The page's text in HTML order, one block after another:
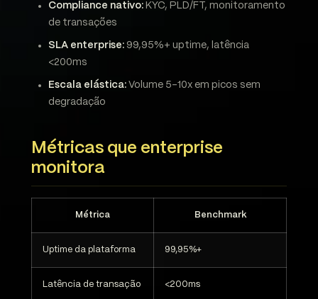
Compliance nativo: KYC, PLD/FT, monitoramento
de transações
SLA enterprise: 99,95%+ uptime, latência
<200ms
Escala elástica: Volume 5-10x em picos sem
degradação
Métricas que enterprise
monitora
Métrica Benchmark
Uptime da plataforma 99,95%+
Latência de transação <200ms